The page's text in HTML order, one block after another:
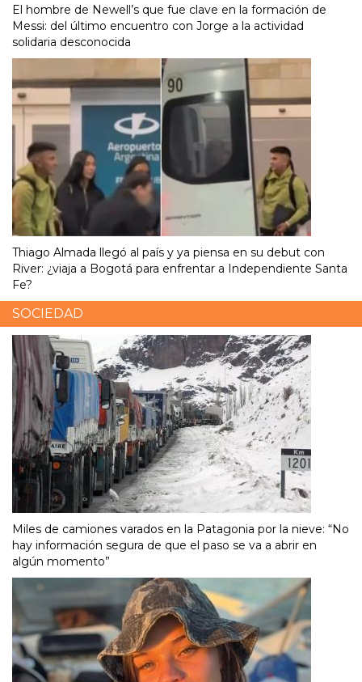
El hombre de Newell’s que fue clave en la formación de
Messi: del último encuentro con Jorge a la actividad
solidaria desconocida
Thiago Almada llegó al país y ya piensa en su debut con
River: ¿viaja a Bogotá para enfrentar a Independiente Santa
Fe?
SOCIEDAD
Miles de camiones varados en la Patagonia por la nieve: “No
hay información segura de que el paso se va a abrir en
algún momento”